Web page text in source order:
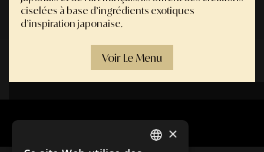
ciselées à base d’ingrédients exotiques
d’inspiration japonaise.
Voir Le Menu
×